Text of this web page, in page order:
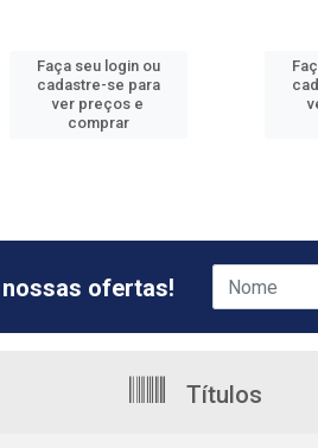
Faça seu login ou
cadastre-se para
ver preços e
comprar
ofertas!
Títulos